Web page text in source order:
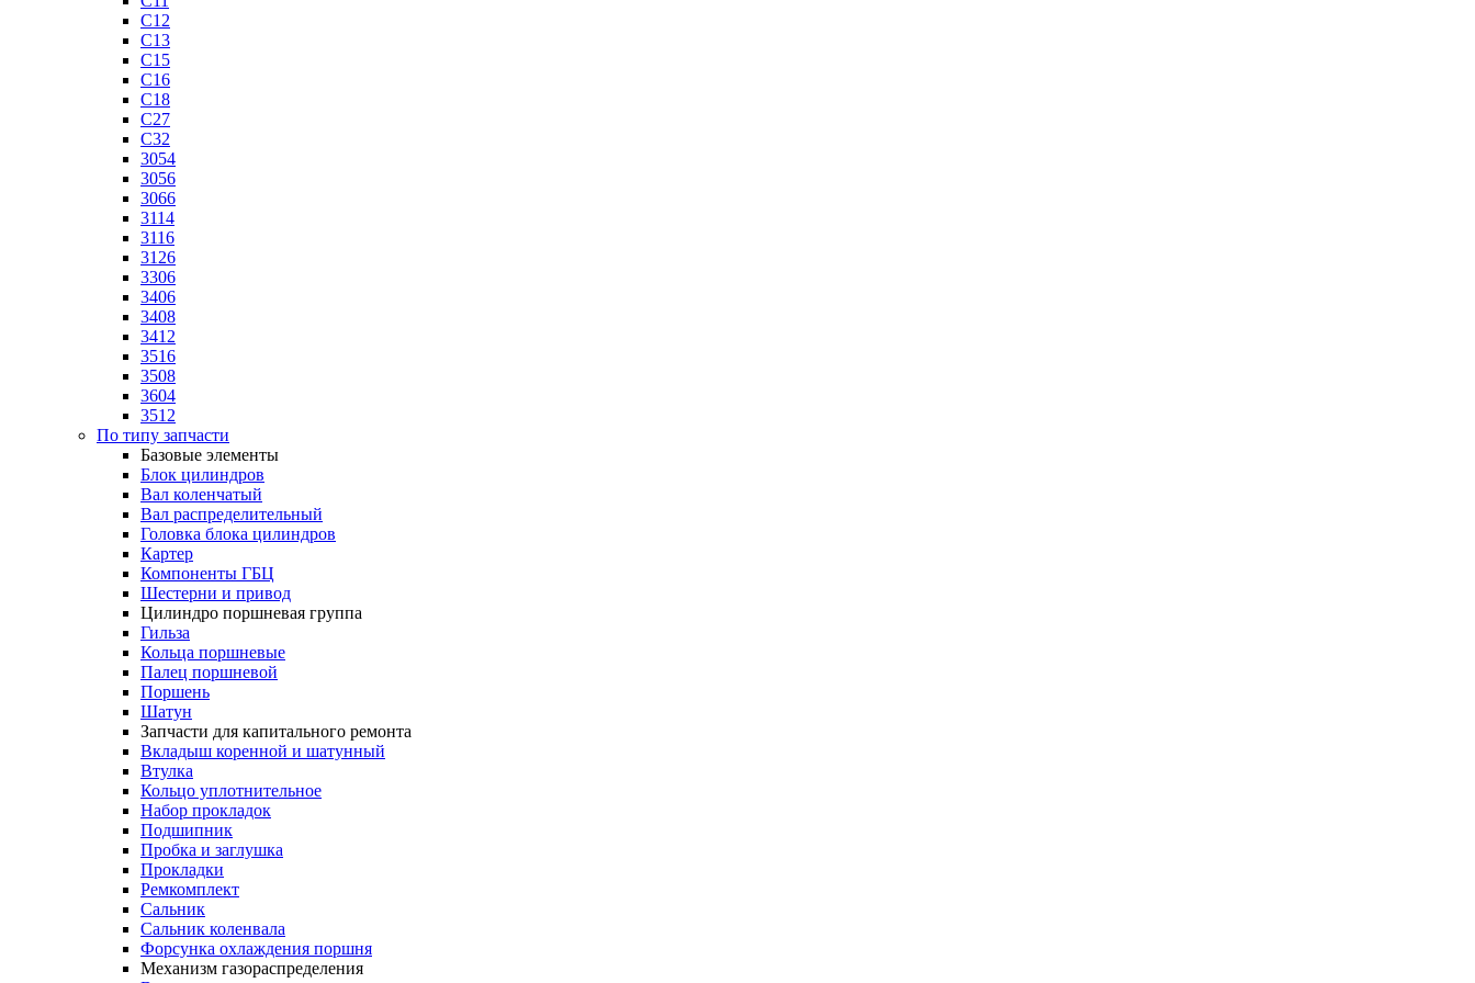
C12
C13
C15
C16
C18
C27
C32
3054
3056
3066
3114
3116
3126
3306
3406
3408
3412
3516
3508
3604
3512
По типу запчасти
Базовые элементы
Блок цилиндров
Вал коленчатый
Вал распределительный
Головка блока цилиндров
Картер
Компоненты ГБЦ
Шестерни и привод
Цилиндро поршневая группа
Гильза
Кольца поршневые
Палец поршневой
Поршень
Шатун
Запчасти для капитального ремонта
Вкладыш коренной и шатунный
Втулка
Кольцо уплотнительное
Набор прокладок
Подшипник
Пробка и заглушка
Прокладки
Ремкомплект
Сальник
Сальник коленвала
Форсунка охлаждения поршня
Механизм газораспределения